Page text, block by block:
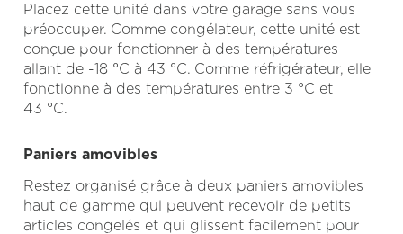
Placez cette unité dans votre garage sans vous
préoccuper. Comme congélateur, cette unité est
conçue pour fonctionner à des températures
allant de -18 °C à 43 °C. Comme réfrigérateur, elle
fonctionne à des températures entre 3 °C et
43 °C.
Paniers amovibles
Restez organisé grâce à deux paniers amovibles
haut de gamme qui peuvent recevoir de petits
articles congelés et qui glissent facilement pour